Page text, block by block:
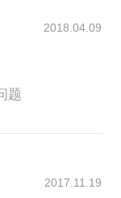
2018.04.09
题
2017.11.19